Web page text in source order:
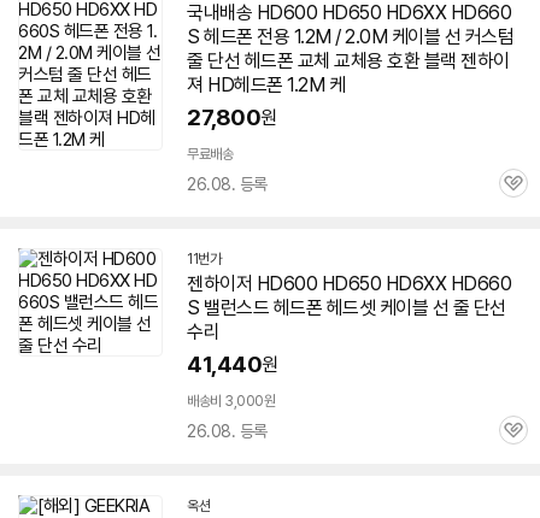
국내배송 HD600 HD650 HD6XX HD660
S 헤드폰 전용 1.2M / 2.0M 케이블 선 커스텀
줄 단선 헤드폰 교체 교체용 호환 블랙 젠하이
져 HD헤드폰 1.2M 케
27,800원
무료배송
26.08. 등록
관
11번가
젠하이저 HD600 HD650 HD6XX HD660
S 밸런스드 헤드폰 헤드셋 케이블 선 줄 단선
수리
41,440원
배송비 3,000원
26.08. 등록
관
옥션